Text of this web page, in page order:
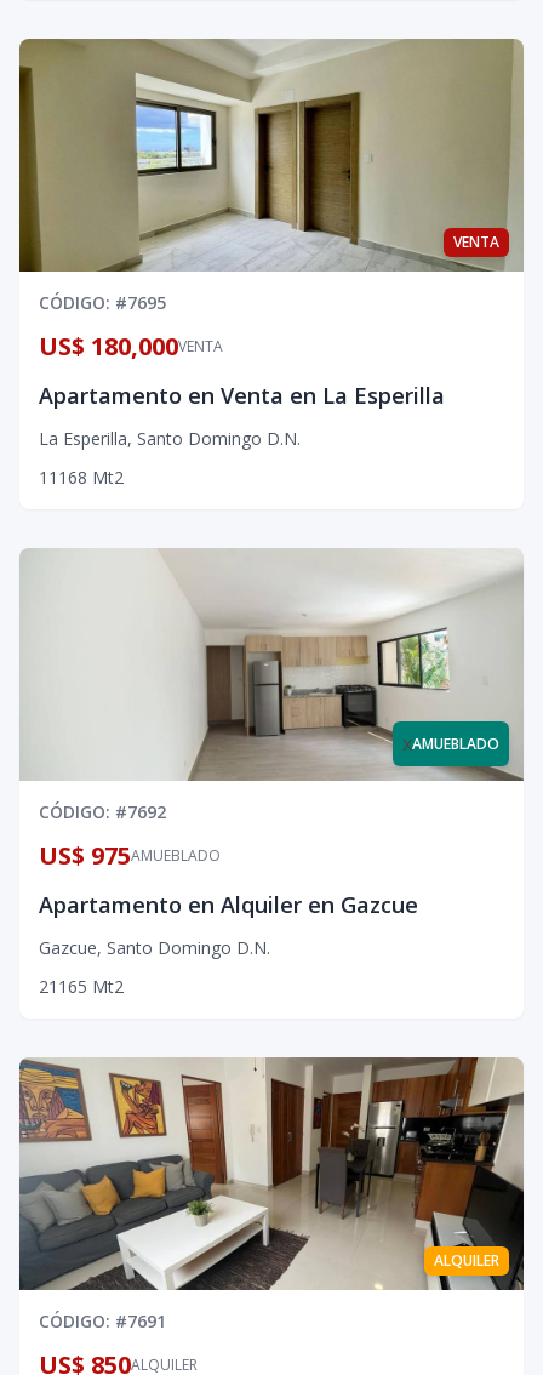
VENTA
CÓDIGO: #7695
VENTA
US$ 180,000
Apartamento en Venta en La Esperilla
La Esperilla, Santo Domingo D.N.
1 1 168 Mt2
xAMUEBLADO
CÓDIGO: #7692
AMUEBLADO
US$ 975
Apartamento en Alquiler en Gazcue
Gazcue, Santo Domingo D.N.
21 165 Mt2
ALQUILER
CÓDIGO: #7691
ALQUILER
US$ 850